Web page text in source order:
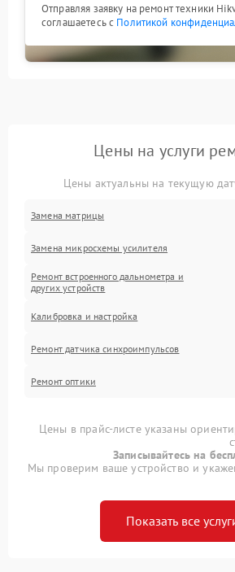
Отправляя заявку на ремонт техники
соглашаетесь с Политикой
Цены на услуги
Цены актуальны на текущую
Замена матрицы
Замена микросхемы усилителя
Ремонт встроенного дальнометра и
других устройств
Калибровка и настройка
Ремонт датчика синхроимпульсов
Ремонт оптики
Цены в прайс-листе указаны
Записывайтесь на
Мы проверим ваше устройство и
Показать все